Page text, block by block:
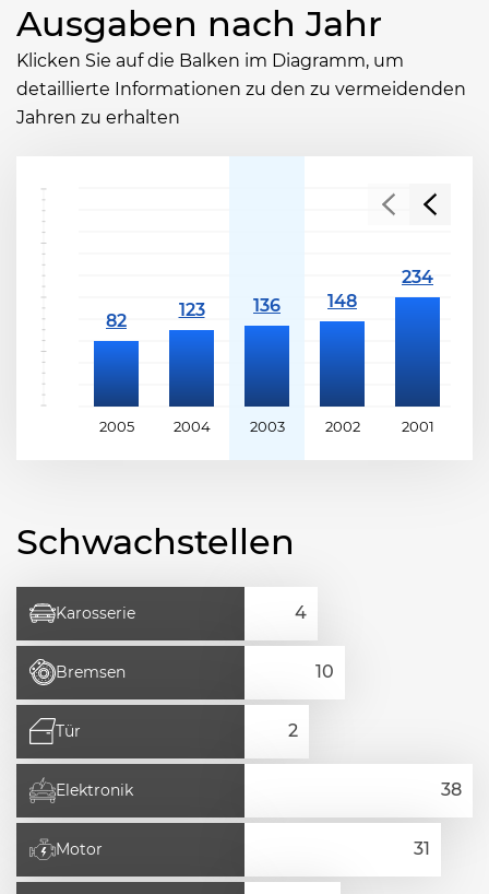
Ausgaben nach Jahr
Klicken Sie auf die Balken im Diagramm, um
detaillierte Informationen zu den zu vermeidenden
Jahren zu erhalten
2005 2004 2003 2002 2001
Schwachstellen
Karosserie
Bremsen
Tür
Elektronik
Motor